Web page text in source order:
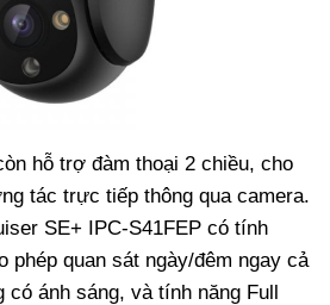
hỗ trợ đàm thoại 2 chiều, cho
tác trực tiếp thông qua camera.
SE+ IPC-S41FEP có tính
phép quan sát ngày/đêm ngay cả
có ánh sáng, và tính năng Full